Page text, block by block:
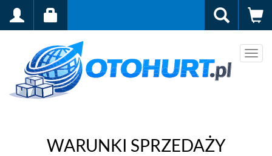
Menu
WARUNKI SPRZEDAŻY